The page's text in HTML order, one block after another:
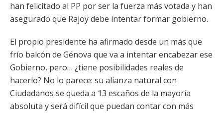
han felicitado al PP por ser la fuerza más votada y han
asegurado que Rajoy debe intentar formar gobierno.
El propio presidente ha afirmado desde un más que
frío balcón de Génova que va a intentar encabezar ese
Gobierno, pero… ¿tiene posibilidades reales de
hacerlo? No lo parece: su alianza natural con
Ciudadanos se queda a 13 escaños de la mayoría
absoluta y será difícil que puedan contar con más